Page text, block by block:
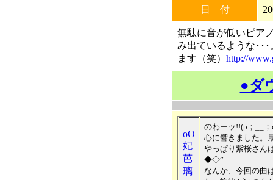
日 付
無駄に音が低いピア
み出ているような･･
ます（笑） http://
●ダ
oO
妃
芭
璃
のわーッ!!(p；__；
心に響きました。
やっぱり紫桜さん
◆◇”
なんか、今回の曲